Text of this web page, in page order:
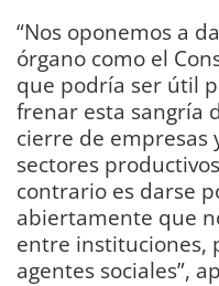
“Nos oponemos a
órgano como el
que podría ser útil
frenar esta sangría
cierre de empresas
sectores
contrario es darse
abiertamente que
entre instituciones,
agentes sociales”,